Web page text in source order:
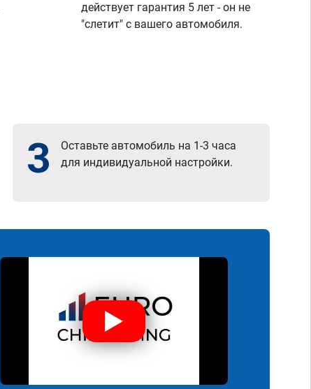
действует гарантия 5 лет - он не
"слетит" с вашего автомобиля.
3
Оставьте автомобиль на 1-3 часа
для индивидуальной настройки.